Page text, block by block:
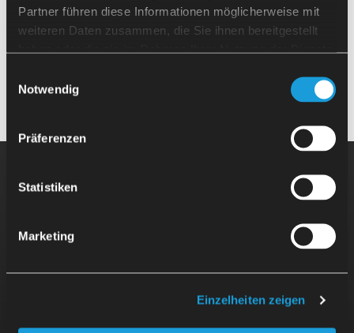
Partner führen diese Informationen möglicherweise mit
weiteren Daten zusammen, die Sie ihnen bereitgestellt
haben oder die sie im Rahmen Ihrer Nutzung der Dienste
Notwendig
Präferenzen
Statistiken
Marketing
Einzelheiten zeigen
Z przyjemnością pokażemy Tobie i Twojemu zespołowi,
wcześniejszej wiedzy.